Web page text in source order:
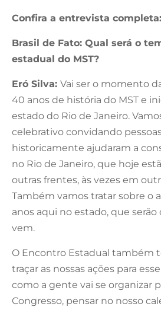
Confira a entrevista completa:
Brasil de Fato: Qual será o
estadual do MST?
Eró Silva: Vai ser o momento
40 anos de história do MST e
estado do Rio de Janeiro.
celebrativo convidando
historicamente ajudaram a
no Rio de Janeiro, que hoje
outras frentes, às vezes em
Também vamos tratar sobre o
anos aqui no estado, que
vem.
O Encontro Estadual também
traçar as nossas ações para
como a gente vai se organizar
Congresso, pensar no nosso